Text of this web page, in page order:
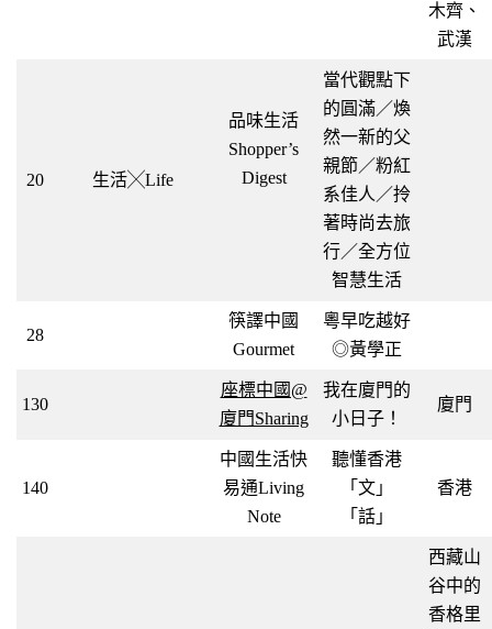
木齊、
武漢
20 生活╳Life
品味生活
Shopper’s
Digest
當代觀點下
的圓滿／煥
然一新的父
親節／粉紅
系佳人／拎
著時尚去旅
行／全方位
智慧生活
28
筷譯中國
Gourmet
粵早吃越好
◎黃學正
130
座標中國@
廈門Sharing
我在廈門的
小日子！
廈門
140
中國生活快
易通Living
Note
聽懂香港
「文」
「話」
香港
西藏山
谷中的
香格里